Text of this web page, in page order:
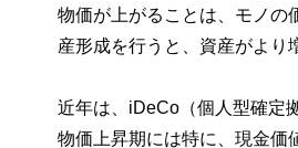
物価が上がることは、モノの
産形成を行うと、資産がより
近年は、iDeCo（個人型確定
物価上昇期には特に、現金価